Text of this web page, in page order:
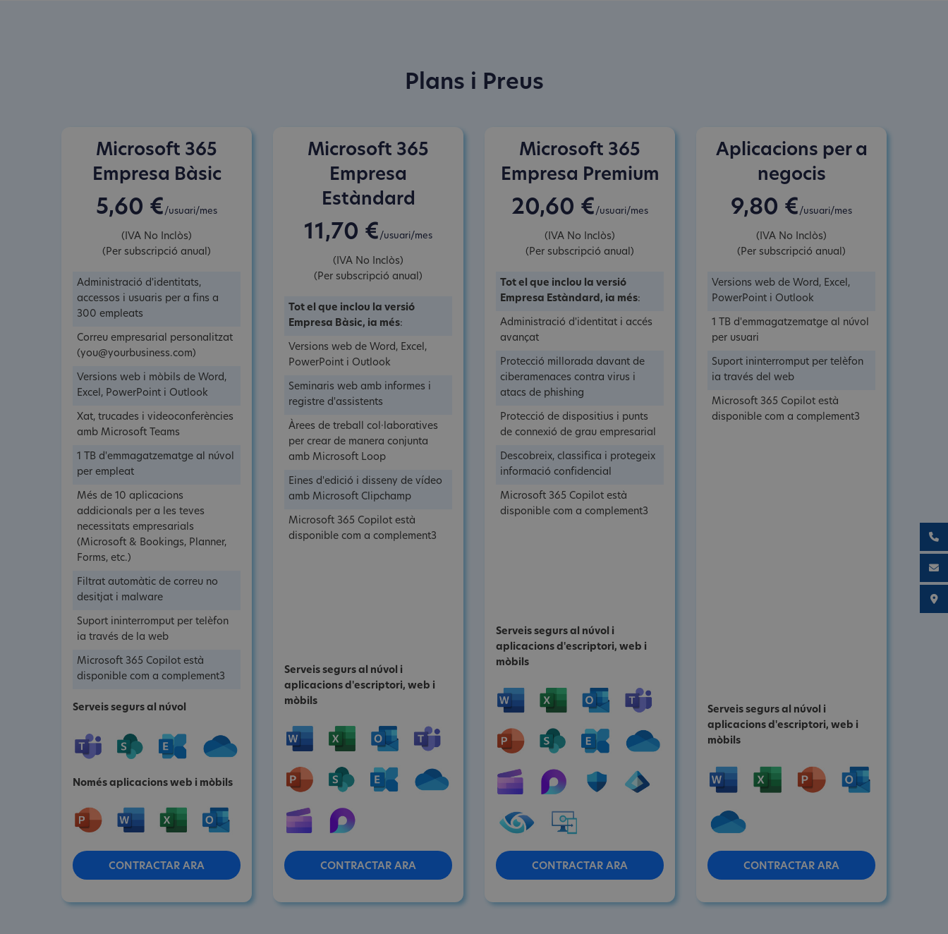
Plans i Preus
Microsoft 365
Empresa Bàsic
5,60 € /usuari/mes
(IVA No Inclòs)
(Per subscripció anual)
Administració d'identitats,
accessos i usuaris per a fins a
300 empleats
Correu empresarial personalitzat
(you@yourbusiness.com)
Versions web i mòbils de Word,
Excel, PowerPoint i Outlook
Xat, trucades i videoconferències
amb Microsoft Teams
1 TB d'emmagatzematge al núvol
per empleat
Més de 10 aplicacions
addicionals per a les teves
necessitats empresarials
(Microsoft & Bookings, Planner,
Forms, etc.)
Filtrat automàtic de correu no
desitjat i malware
Suport ininterromput per telèfon
ia través de la web
Microsoft 365 Copilot està
disponible com a complement3
Serveis segurs al núvol
Només aplicacions web i mòbils
CONTRACTAR ARA
Microsoft 365
Empresa
Estàndard
11,70 € /usuari/mes
(IVA No Inclòs)
(Per subscripció anual)
Tot el que inclou la versió
Empresa Bàsic, ia més:
Versions web de Word, Excel,
PowerPoint i Outlook
Seminaris web amb informes i
registre d'assistents
Àrees de treball col·laboratives
per crear de manera conjunta
amb Microsoft Loop
Eines d'edició i disseny de vídeo
amb Microsoft Clipchamp
Microsoft 365 Copilot està
disponible com a complement3
Serveis segurs al núvol i
aplicacions d'escriptori, web i
mòbils
CONTRACTAR ARA
Microsoft 365
Empresa Premium
20,60 € /usuari/mes
(IVA No Inclòs)
(Per subscripció anual)
Tot el que inclou la versió
Empresa Estàndard, ia més:
Administració d'identitat i accés
avançat
Protecció millorada davant de
ciberamenaces contra virus i
atacs de phishing
Protecció de dispositius i punts
de connexió de grau empresarial
Descobreix, classifica i protegeix
informació confidencial
Microsoft 365 Copilot està
disponible com a complement3
Serveis segurs al núvol i
aplicacions d'escriptori, web i
mòbils
CONTRACTAR ARA
Aplicacions per a
negocis
9,80 € /usuari/mes
(IVA No Inclòs)
(Per subscripció anual)
Versions web de Word, Excel,
PowerPoint i Outlook
1 TB d'emmagatzematge al núvol
per usuari
Suport ininterromput per telèfon
ia través del web
Microsoft 365 Copilot està
disponible com a complement3
Serveis segurs al núvol i
aplicacions d'escriptori, web i
mòbils
CONTRACTAR ARA